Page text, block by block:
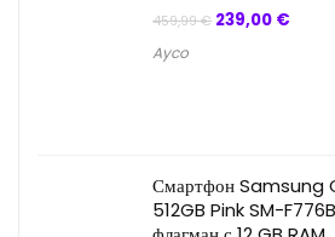
459,99€ Original
239,00 €
Ayco
Смартфон Samsung
512GB Pink SM-